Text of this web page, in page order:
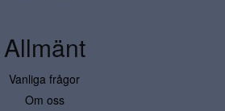
Allmänt
Vanliga frågor
Om oss